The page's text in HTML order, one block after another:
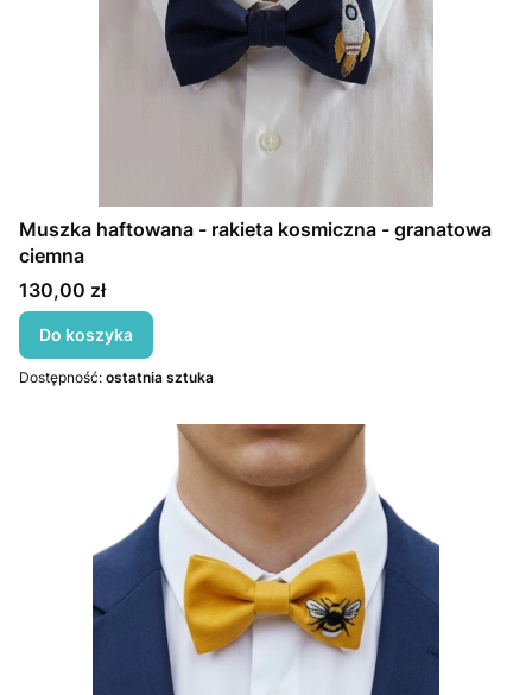
Muszka haftowana - rakieta kosmiczna - granatowa
ciemna
Cena
130,00 zł
Do koszyka
Dostępność: ostatnia sztuka